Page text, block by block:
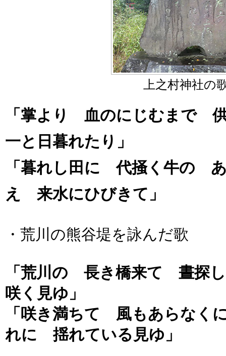
上之村神社の
「掌より 血のにじむまで
一と日暮れたり」
「暮れし田に 代掻く牛の
え 来水にひびきて」
・荒川の熊谷堤を詠んだ歌
「荒川の 長き橋来て 晝探
咲く見ゆ」
「咲き満ちて 風もあらな
れに 揺れている見ゆ」